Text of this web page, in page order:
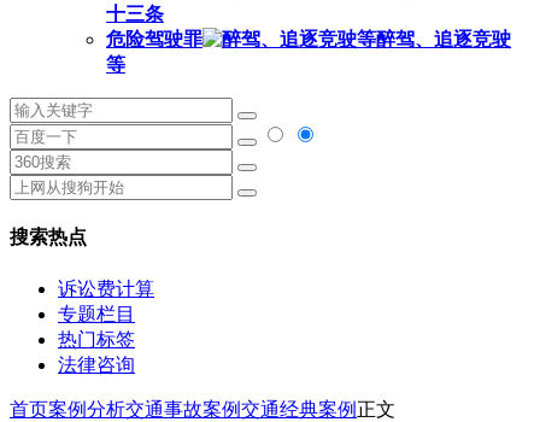
十三条
危险驾驶罪
醉驾、追逐竞驶
等
搜索热点
诉讼费计算
专题栏目
热门标签
法律咨询
首页案例分析交通事故案例交通经典案例 正文